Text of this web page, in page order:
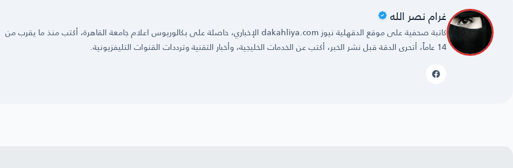
غرام نصر الله
كاتبة صحفية على موقع الدقهلية نيوز dakahliya.com الإخباري، حاصلة على بكالوريوس اعلام جامعة القاهرة، أكتب منذ ما يقرب من
14 عاماً، أتحرى الدقة قبل نشر الخبر، أكتب عن الخدمات الخليجية، وأخبار التقنية وترددات القنوات التليفزيونية.